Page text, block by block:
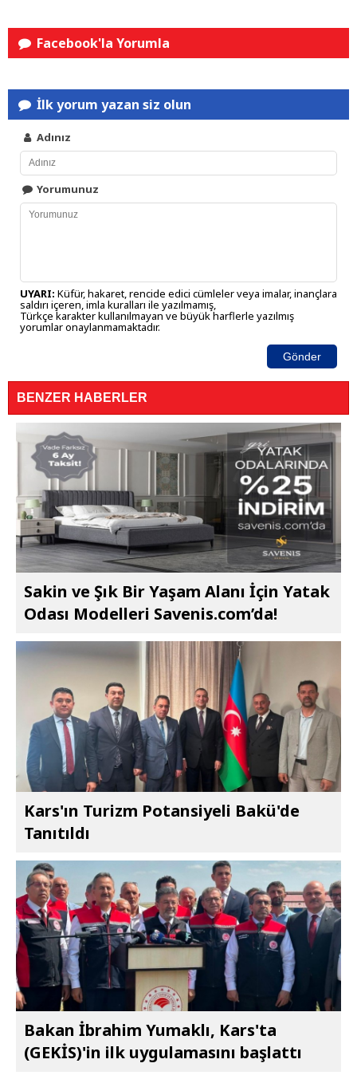
Facebook'la Yorumla
İlk yorum yazan siz olun
Adınız
Yorumunuz
UYARI: Küfür, hakaret, rencide edici cümleler veya imalar, inançlara
saldırı içeren, imla kuralları ile yazılmamış,
Türkçe karakter kullanılmayan ve büyük harflerle yazılmış
yorumlar onaylanmamaktadır.
Gönder
BENZER HABERLER
Sakin ve Şık Bir Yaşam Alanı İçin Yatak
Odası Modelleri Savenis.com’da!
Kars'ın Turizm Potansiyeli Bakü'de
Tanıtıldı
Bakan İbrahim Yumaklı, Kars'ta
(GEKİS)'in ilk uygulamasını başlattı